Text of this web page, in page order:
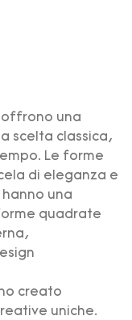
una
scelta classica,
Le forme
di eleganza e
una
quadrate
creato
uniche.